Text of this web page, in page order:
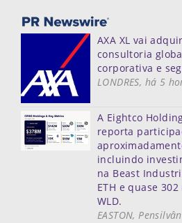
AXA XL vai
consultoria
corporativa e
LONDRES, há 5
A Eightco
reporta
incluindo
na Beast
ETH e quase
WLD.
EASTON,